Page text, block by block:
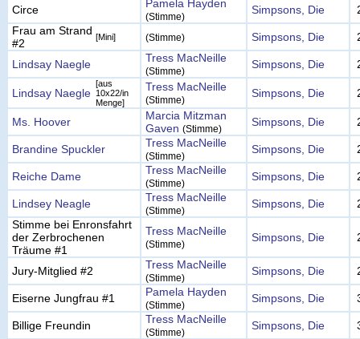
Circe Pamela Hayden
(Stimme)
Simpsons, Die
Frau am Strand
#2
[Mini] (Stimme) Simpsons, Die
Lindsay Naegle Tress MacNeille
(Stimme)
Simpsons, Die
Lindsay Naegle
[aus
10x22/in
Menge]
Tress MacNeille
(Stimme)
Simpsons, Die
Ms. Hoover
Marcia Mitzman
Gaven (Stimme)
Simpsons, Die
Brandine Spuckler Tress MacNeille
(Stimme)
Simpsons, Die
Reiche Dame Tress MacNeille
(Stimme)
Simpsons, Die
Lindsey Neagle Tress MacNeille
(Stimme)
Simpsons, Die
Stimme bei Enronsfahrt
der Zerbrochenen
Träume #1
Tress MacNeille
(Stimme)
Simpsons, Die
Jury-Mitglied #2 Tress MacNeille
(Stimme)
Simpsons, Die
Eiserne Jungfrau #1 Pamela Hayden
(Stimme)
Simpsons, Die
Billige Freundin Tress MacNeille
(Stimme)
Simpsons, Die